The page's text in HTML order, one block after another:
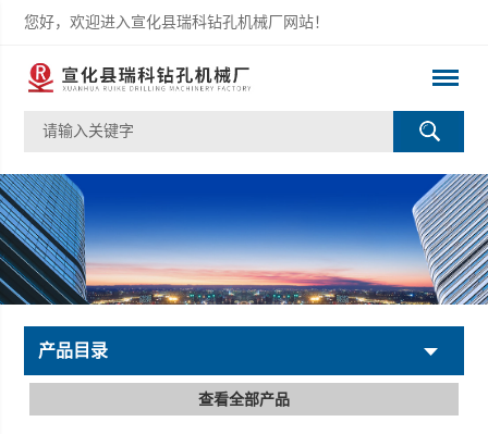
您好，欢迎进入宣化县瑞科钻孔机械厂网站！
产品目录
查看全部产品